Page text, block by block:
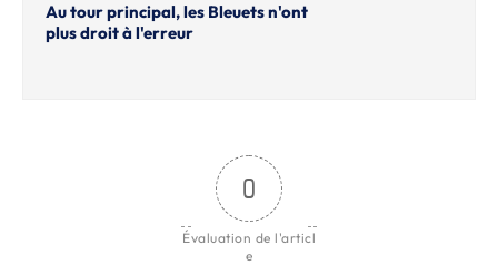
Au tour principal, les Bleuets n'ont
plus droit à l'erreur
0
Évaluation de l'articl
e